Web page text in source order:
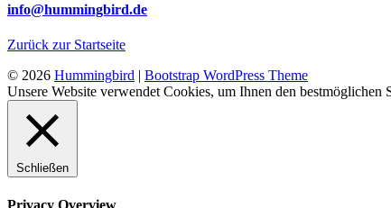
info@hummingbird.de
Zurück zur Startseite
© 2026 Hummingbird | Bootstrap WordPress Theme
Unsere Website verwendet Cookies, um Ihnen den
Schließen
Privacy Overview